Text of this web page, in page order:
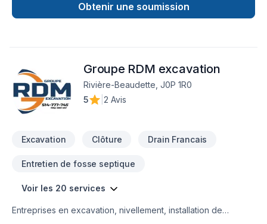
Margelle, Muret, Pavé uni, Tourbe, Transport. Notre mission :
concrétiser vos projets tout en respectant vos exigences,
aspirations.
Obtenir une soumission
Groupe RDM excavation
Rivière-Beaudette, J0P 1R0
5
2 Avis
Excavation Clôture Drain Francais
Entretien de fosse septique
Voir les 20 services
Entreprises en excavation, nivellement, installation de